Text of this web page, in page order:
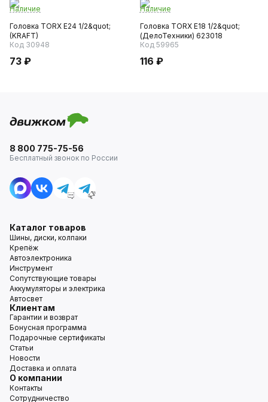
Наличие
Головка TORX E24 1/2&quot;
(KRAFT)
Код 30948
73 ₽
Наличие
Головка TORX E18 1/2&quot;
(ДелоТехники) 623018
Код 59965
116 ₽
8 800 775-75-56
Бесплатный звонок по России
Каталог товаров
Шины, диски, колпаки
Крепёж
Автоэлектроника
Инструмент
Сопутствующие товары
Аккумуляторы и электрика
Автосвет
Клиентам
Гарантии и возврат
Бонусная программа
Подарочные сертификаты
Статьи
Новости
Доставка и оплата
О компании
Контакты
Сотрудничество